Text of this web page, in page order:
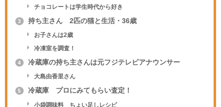
チョコレートは学生時代から好き
3 持ち主さん 2匹の猫と生活・36歳
お子さんは2歳
冷凍室を調査！
4 冷蔵庫の持ち主さんは元フジテレビアナウンサー
大島由香里さん
5 冷蔵庫 プロにみてもらい査定！
小袋調味料 ちょい足しレシピ